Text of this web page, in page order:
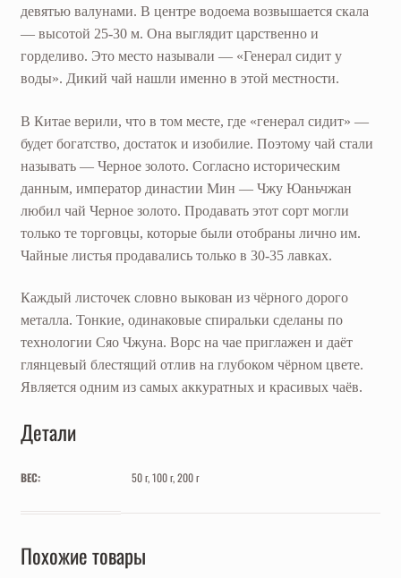
девятью валунами. В центре водоема возвышается скала
— высотой 25-30 м. Она выглядит царственно и
горделиво. Это место называли — «Генерал сидит у
воды». Дикий чай нашли именно в этой местности.
В Китае верили, что в том месте, где «генерал сидит» —
будет богатство, достаток и изобилие. Поэтому чай стали
называть — Черное золото. Согласно историческим
данным, император династии Мин — Чжу Юаньчжан
любил чай Черное золото. Продавать этот сорт могли
только те торговцы, которые были отобраны лично им.
Чайные листья продавались только в 30-35 лавках.
Каждый листочек словно выкован из чёрного дорого
металла. Тонкие, одинаковые спиральки сделаны по
технологии Сяо Чжуна. Ворс на чае приглажен и даёт
глянцевый блестящий отлив на глубоком чёрном цвете.
Является одним из самых аккуратных и красивых чаёв.
Детали
ВЕС: 50 г, 100 г, 200 г
Похожие товары